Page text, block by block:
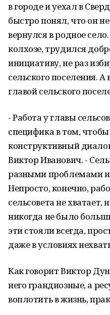
в городе и уехал в
быстро понял, что он
вернулся в родное
колхозе, трудился
инициативу, не раз
сельского поселения.
главой сельского
- Работа у главы
специфика в том,
конструктивный
Виктор Иванович. -
разными проблемами
Непросто, конечно,
сельсовета не хватает,
никогда не было
эти стояли всегда,
даже в условиях
Как говорит Виктор
него грандиозные, а
воплотить в жизнь,